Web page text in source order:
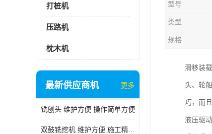
打桩机
压路机
枕木机
最新供应商机 更多
铣刨头 维护方便 操作简单方便
双鼓铣挖机 维护方便 施工精度高
型号
类型
规格
滑移装
头、轮
巧，而
液压驱